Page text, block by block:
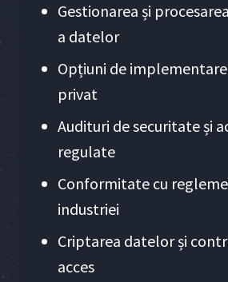
Gestionarea și
a datelor
Opțiuni de
privat
Audituri de securitate și
regulate
Conformitate cu
industriei
Criptarea datelor și
acces